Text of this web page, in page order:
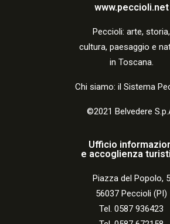
www.peccioli.net
Peccioli: arte, storia,
cultura, paesaggio e
in Toscana.
Chi siamo: il Sistema
©2021 Belvedere
Ufficio
e accoglienza
Piazza del Popolo, 5
56037 Peccioli (PI)
Tel. 0587 936423